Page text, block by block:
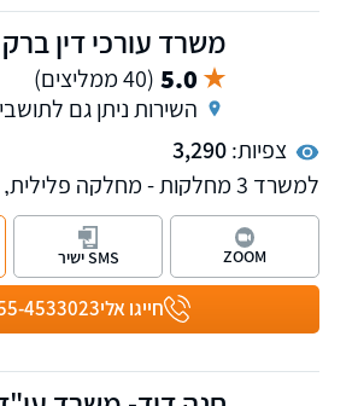
משרד עורכי דין
5.0 (40 ממליצים)
השירות ניתן גם לתושבי
צפיות:3,290
למשרד 3 מחלקות - מחלקה
הוצאה לפועל וחדלות פירעון-
נוספת למקרקעין נדל"ן, המלווה
מייצגת בליקויי בניה ותביעות קבל"ן,
דיני מושבים וקיבוצים ועוד. בנוסף,
בהסדרת מעמד בישראל ועתירות
חייגו אלי4533023
ZOOM SMS ישיר